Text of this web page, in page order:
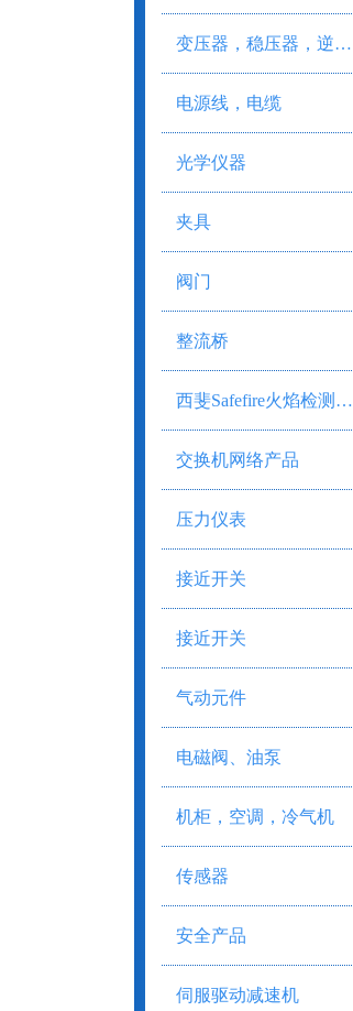
变压器，稳压器，逆变器
电源线，电缆
光学仪器
夹具
阀门
整流桥
西斐Safefire火焰检测系统
交换机网络产品
压力仪表
接近开关
接近开关
气动元件
电磁阀、油泵
机柜，空调，冷气机
传感器
安全产品
伺服驱动减速机